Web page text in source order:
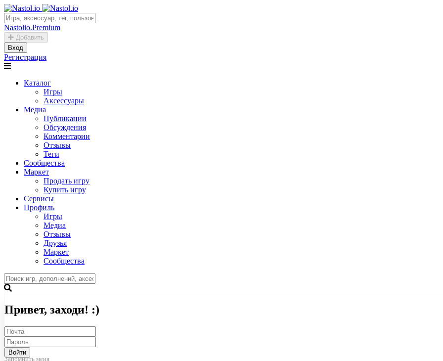
Nastolio.Premium
Добавить
Вход
Регистрация
Каталог
Игры
Аксессуары
Медиа
Публикации
Обсуждения
Комментарии
Отзывы
Теги
Сообщества
Маркет
Продать игру
Купить игру
Сервисы
Профиль
Игры
Медиа
Отзывы
Друзья
Маркет
Сообщества
Привет, заходи! :)
Войти
Запомнить меня